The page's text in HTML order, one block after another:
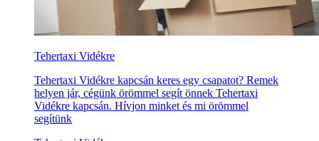
Tehertaxi Vidékre
Tehertaxi Vidékre kapcsán keres egy csapatot? Remek
helyen jár, cégünk örömmel segít önnek Tehertaxi
Vidékre kapcsán. Hívjon minket és mi örömmel
segítünk